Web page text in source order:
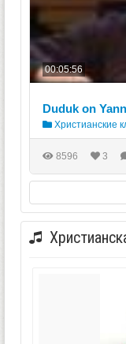
00:05:56
Duduk on
Христианские
8596 3